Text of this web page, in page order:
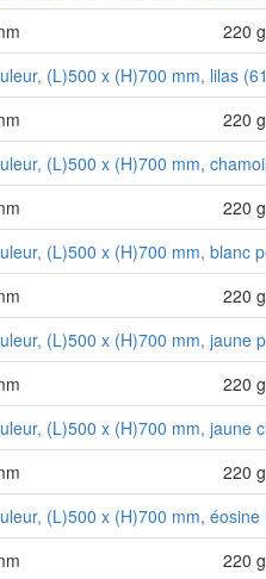
220
(L)500 x (H)700 mm, lilas
220
(L)500 x (H)700 mm,
220
(L)500 x (H)700 mm, blanc
220
(L)500 x (H)700 mm, jaune
220
(L)500 x (H)700 mm, jaune
220
(L)500 x (H)700 mm,
220